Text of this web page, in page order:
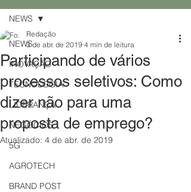
NEWS
INOVAÇÃO
TECNOLOGIA
LIDERANÇA
NEGÓCIOS
5G
AGROTECH
BRAND POST
NEWS
Participando de vários
processos seletivos: Como
dizer não para uma
proposta de emprego?
Redação
3 de abr. de 2019 4 min de leitura
Atualizado: 4 de abr. de 2019